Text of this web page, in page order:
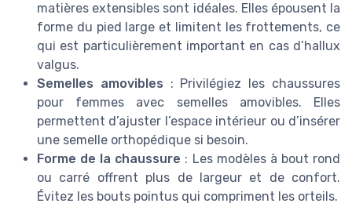
matières extensibles sont idéales. Elles épousent la
forme du pied large et limitent les frottements, ce
qui est particulièrement important en cas d’hallux
valgus.
Semelles amovibles : Privilégiez les chaussures
pour femmes avec semelles amovibles. Elles
permettent d’ajuster l’espace intérieur ou d’insérer
une semelle orthopédique si besoin.
Forme de la chaussure : Les modèles à bout rond
ou carré offrent plus de largeur et de confort.
Évitez les bouts pointus qui compriment les orteils.